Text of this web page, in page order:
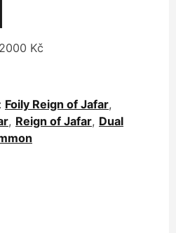
Kč
Foily Reign of Jafar,
, Reign of Jafar, Dual